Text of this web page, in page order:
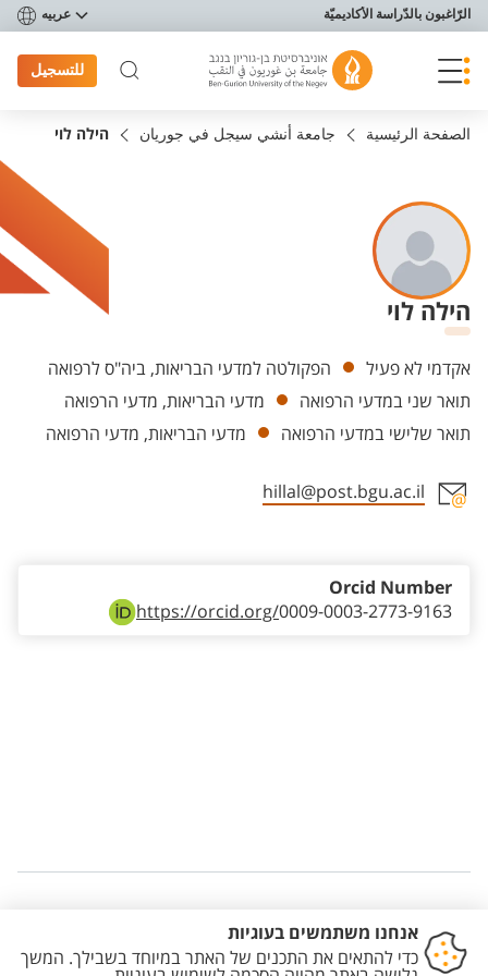
תפריט נגישות
الرّاغبون بالدّراسة الأكاديميّة عربيه
للتسجيل
الصفحة الرئيسية جامعة أنشي سيجل في جوريان הילה לוי
הילה לוי
Departments
אקדמי לא פעיל
הפקולטה למדעי הבריאות, ביה"ס לרפואה
תואר שני במדעי הרפואה
מדעי הבריאות, מדעי הרפואה
תואר שלישי במדעי הרפואה
מדעי הבריאות, מדעי הרפואה
hillal@post.bgu.ac.il
https://orcid.org/0009-0003-2773-9163
Orcid Number